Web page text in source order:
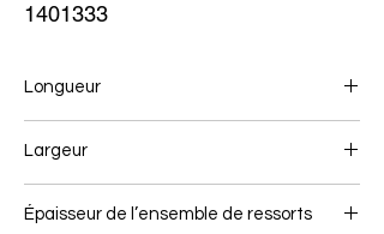
1401333
Longueur
Largeur
Épaisseur de l’ensemble de ressorts